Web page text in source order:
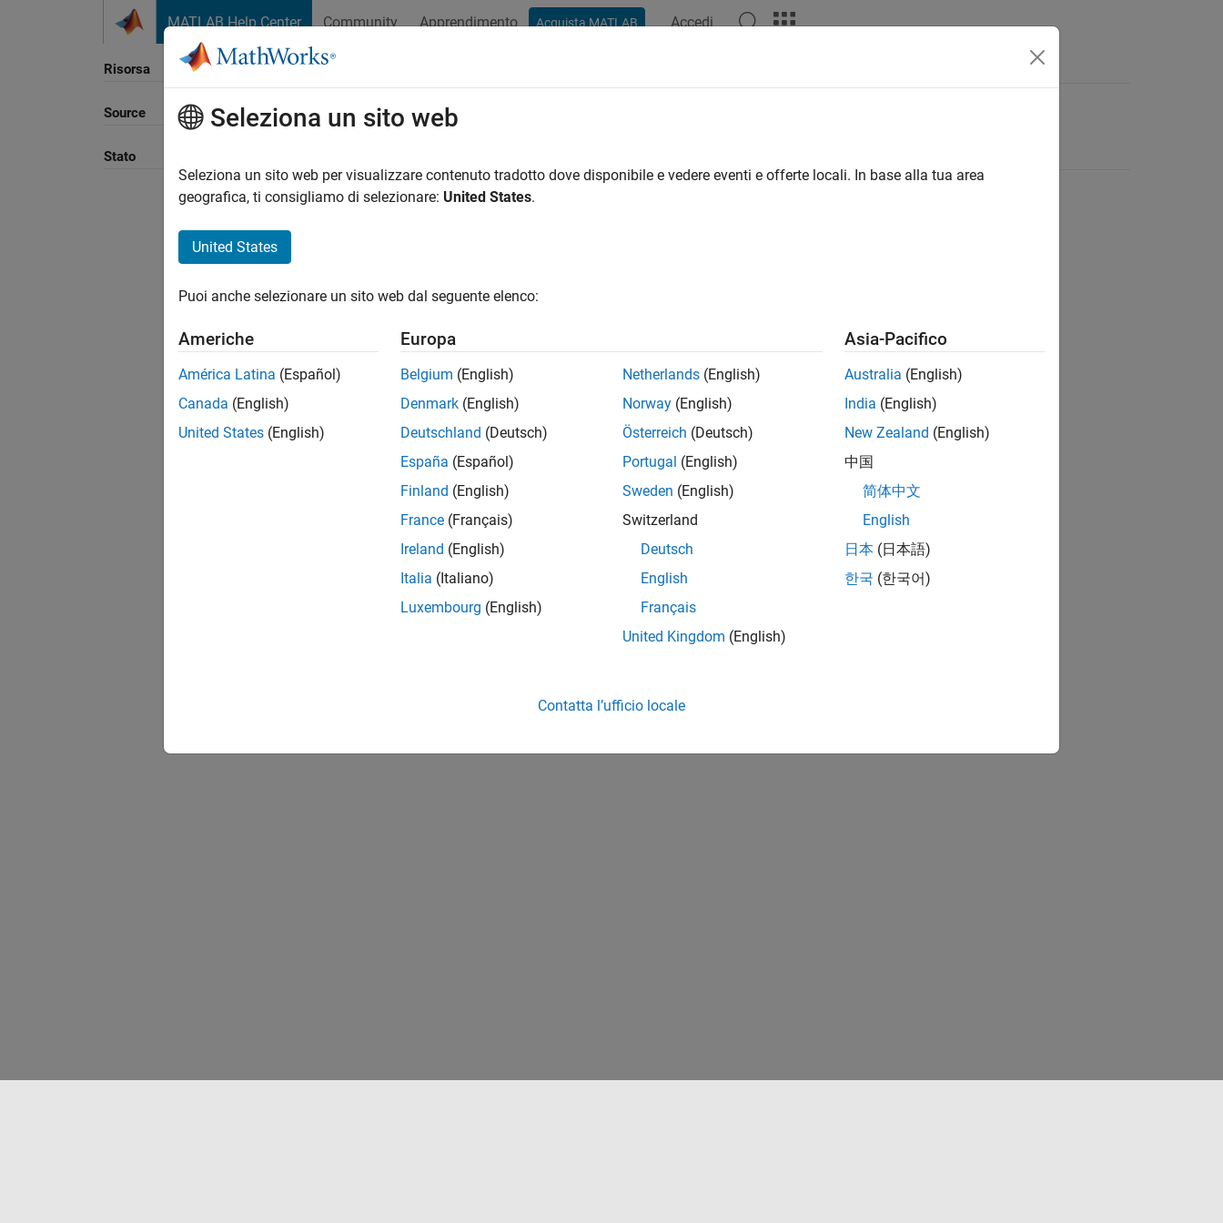
MATLAB Help Center Community Apprendimento Acquista MATLAB Accedi
Risorsa
Source
Stato
Ordina per
Seleziona un sito web
Seleziona un sito web per visualizzare contenuto tradotto dove disponibile e vedere eventi e offerte locali. In base alla tua area
geografica, ti consigliamo di selezionare: United States.
United States
Puoi anche selezionare un sito web dal seguente elenco:
Americhe
América Latina (Español)
Canada (English)
United States (English)
Europa
Belgium (English)
Denmark (English)
Deutschland (Deutsch)
España (Español)
Finland (English)
France (Français)
Ireland (English)
Italia (Italiano)
Luxembourg (English)
Netherlands (English)
Norway (English)
Österreich (Deutsch)
Portugal (English)
Sweden (English)
Switzerland
Deutsch
English
Français
United Kingdom (English)
Asia-Pacifico
Australia (English)
India (English)
New Zealand (English)
中国
简体中文
English
日本 (日本語)
한국 (한국어)
Contatta l’ufficio locale